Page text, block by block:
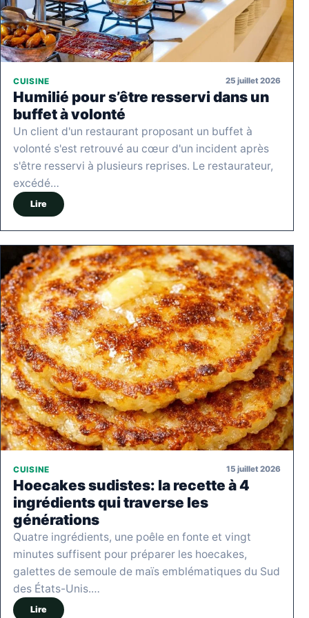
CUISINE 25 juillet 2026
Humilié pour s’être resservi dans un
buffet à volonté
Un client d'un restaurant proposant un buffet à
volonté s'est retrouvé au cœur d'un incident après
s'être resservi à plusieurs reprises. Le restaurateur,
excédé…
Lire
CUISINE 15 juillet 2026
Hoecakes sudistes: la recette à 4
ingrédients qui traverse les
générations
Quatre ingrédients, une poêle en fonte et vingt
minutes suffisent pour préparer les hoecakes,
galettes de semoule de maïs emblématiques du Sud
des États-Unis.…
Lire